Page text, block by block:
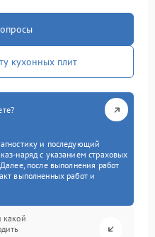
кухонных плит
и последующий
наряд с указанием страховых
после выполнения работ
выполненных работ и
какой